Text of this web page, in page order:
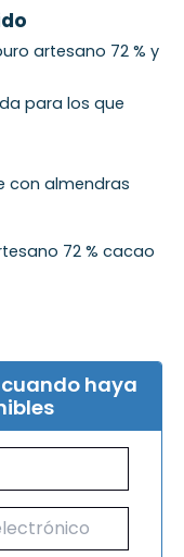
artesano 72 % y
para los que
con almendras
72 % cacao
haya